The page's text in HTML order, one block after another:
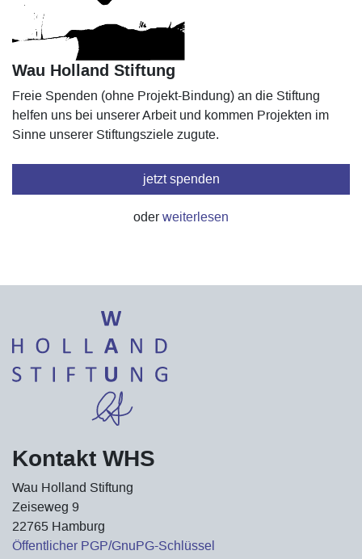
Wau Holland Stiftung
Freie Spenden (ohne Projekt-Bindung) an die Stiftung
helfen uns bei unserer Arbeit und kommen Projekten im
Sinne unserer Stiftungsziele zugute.
jetzt spenden
oder weiterlesen
Kontakt WHS
Wau Holland Stiftung
Zeiseweg 9
22765 Hamburg
Öffentlicher PGP/GnuPG-Schlüssel